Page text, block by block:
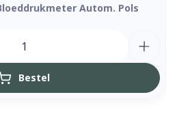
Autom. Pols
Bestel